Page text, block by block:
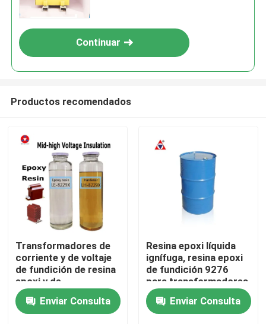
En casa
Productos
Los vídeos
Continuar
Productos recomendados
Transformadores de
corriente y de voltaje
de fundición de resina
epoxi y de
endurecimiento de
bicomponentes
Enviar Consulta
Resina epoxi líquida
ignífuga, resina epoxi
de fundición 9276
para transformadores
de media y alta tensión
Enviar Consulta